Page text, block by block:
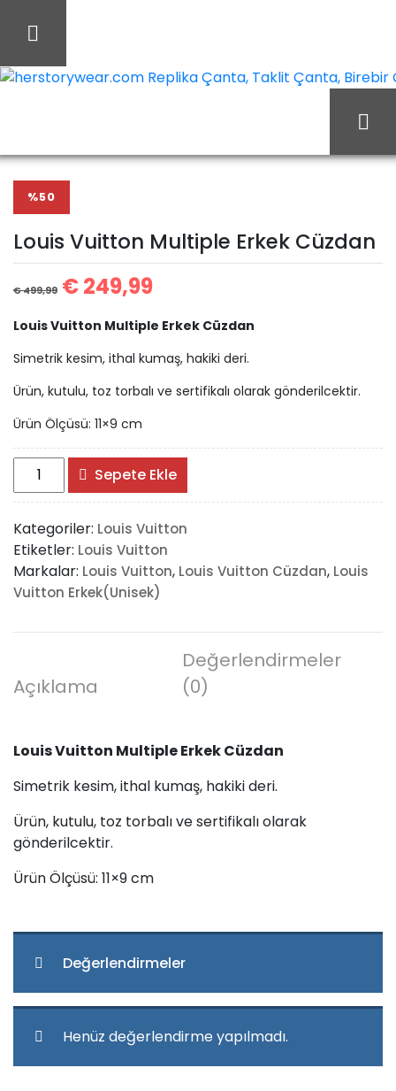
Vuitton Multiple Erkek
Cüzdan
%50
Louis Vuitton Multiple Erkek Cüzdan
€499,99 €249,99
Louis Vuitton Multiple Erkek Cüzdan
Simetrik kesim, ithal kumaş, hakiki deri.
Ürün, kutulu, toz torbalı ve sertifikalı olarak gönderilcektir.
Ürün Ölçüsü: 11×9 cm
Louis
Vuitton
Multiple
Erkek
Cüzdan
adet
Sepete Ekle
Kategoriler: Louis Vuitton
Etiketler: Louis Vuitton
Markalar: Louis Vuitton, Louis Vuitton Cüzdan, Louis
Vuitton Erkek(Unisek)
Açıklama
Değerlendirmeler
(0)
Louis Vuitton Multiple Erkek Cüzdan
Simetrik kesim, ithal kumaş, hakiki deri.
Ürün, kutulu, toz torbalı ve sertifikalı olarak
gönderilcektir.
Ürün Ölçüsü: 11×9 cm
Değerlendirmeler
Henüz değerlendirme yapılmadı.